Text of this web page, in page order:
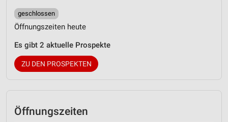
geschlossen
Öffnungszeiten heute
Es gibt 2 aktuelle Prospekte
ZU DEN PROSPEKTEN
Öffnungszeiten